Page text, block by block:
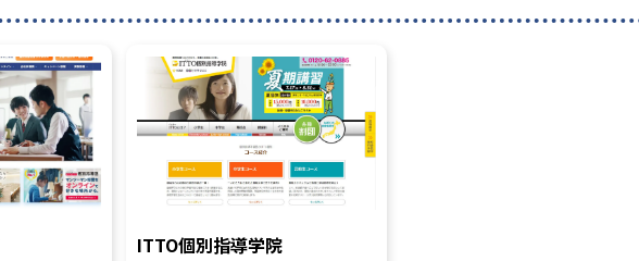
ITTO個別指導学院